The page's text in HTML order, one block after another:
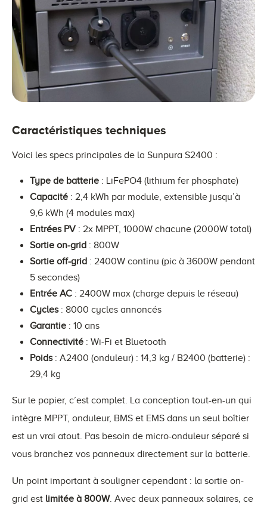
Caractéristiques techniques
Voici les specs principales de la Sunpura S2400 :
Type de batterie : LiFePO4 (lithium fer phosphate)
Capacité : 2,4 kWh par module, extensible jusqu’à
9,6 kWh (4 modules max)
Entrées PV : 2x MPPT, 1000W chacune (2000W total)
Sortie on-grid : 800W
Sortie off-grid : 2400W continu (pic à 3600W pendant
5 secondes)
Entrée AC : 2400W max (charge depuis le réseau)
Cycles: 8000 cycles annoncés
Garantie : 10 ans
Connectivité : Wi-Fi et Bluetooth
Poids: A2400 (onduleur) : 14,3 kg / B2400 (batterie) :
29,4 kg
Sur le papier, c’est complet. La conception tout-en-un qui
intègre MPPT, onduleur, BMS et EMS dans un seul boîtier
est un vrai atout. Pas besoin de micro-onduleur séparé si
vous branchez vos panneaux directement sur la batterie.
Un point important à souligner cependant : la sortie on-
grid est limitée à 800W. Avec deux panneaux solaires, ce